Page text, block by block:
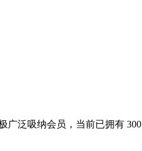
广泛吸纳会员，当前已拥有